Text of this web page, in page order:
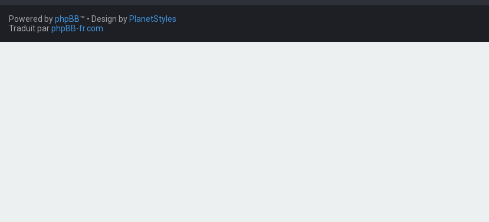
Powered byphpBB™ • Design by PlanetStyles
Traduit parphpBB-fr.com